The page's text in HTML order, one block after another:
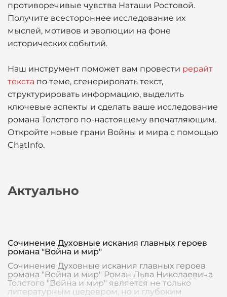
противоречивые чувства Наташи Ростовой.
Получите всестороннее исследование их
мыслей, мотивов и эволюции на фоне
исторических событий.
Наш инструмент поможет вам провести рерайт
текста по теме, сгенерировать текст,
структурировать информацию, выделить
ключевые аспекты и сделать ваше исследование
романа Толстого по-настоящему впечатляющим.
Откройте новые грани Войны и мира с помощью
ChatInfo.
Актуально
Сочинение Духовные искания главных героев
романа "Война и мир"
Сочинение Духовные искания главных героев
романа "Война и мир" Роман Льва Николаевича
Толстого "Война и мир" является не только
литературным шедевром, но и глубоким